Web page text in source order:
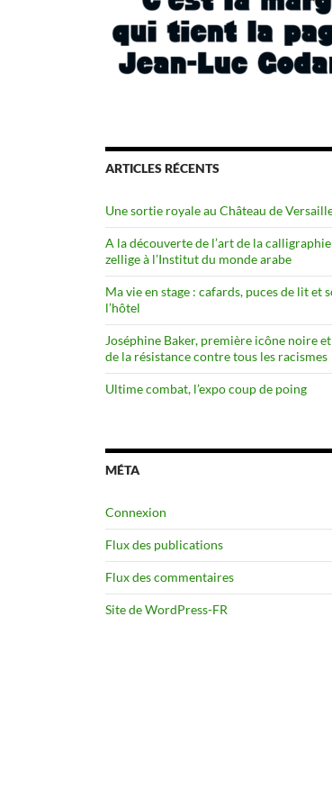
ARTICLES RÉCENTS
Une sortie royale au Château de
A la découverte de l’art de la
zellige à l’Institut du monde arabe
Ma vie en stage : cafards, puces de lit et
l’hôtel
Joséphine Baker, première icône noire
de la résistance contre tous les racismes
Ultime combat, l’expo coup de poing
MÉTA
Connexion
Flux des publications
Flux des commentaires
Site de WordPress-FR